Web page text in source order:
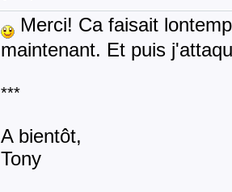
Merci! Ca faisait
maintenant. Et puis
***
A bientôt,
Tony